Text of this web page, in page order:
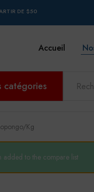
DE $50
Accueil
catégories
Kg
added to the compare list